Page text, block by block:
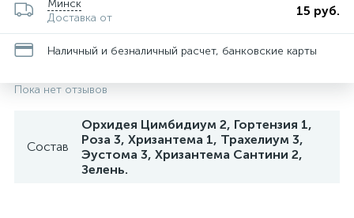
Минск
Доставка от
15 руб.
Наличный и безналичный расчет, банковские карты
Пока нет отзывов
Состав
Орхидея Цимбидиум 2, Гортензия 1,
Роза 3, Хризантема 1, Трахелиум 3,
Эустома 3, Хризантема Сантини 2,
Зелень.
Гиацинты
Гортензии